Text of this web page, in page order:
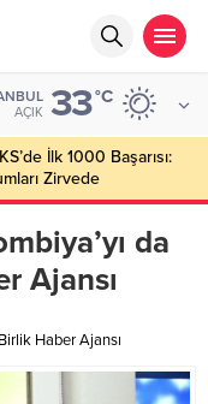
AÇIK 33°C
Dernekleri
Büyük Vizyon
da
Ajansı
Haber Ajansı